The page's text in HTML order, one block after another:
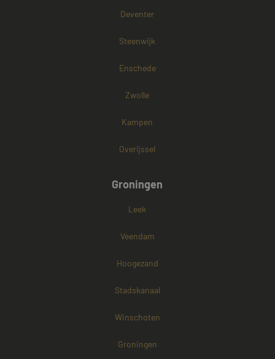
Deventer
Steenwijk
Enschede
Zwolle
Kampen
Overijssel
Groningen
Leek
Veendam
Hoogezand
Stadskanaal
Winschoten
Groningen